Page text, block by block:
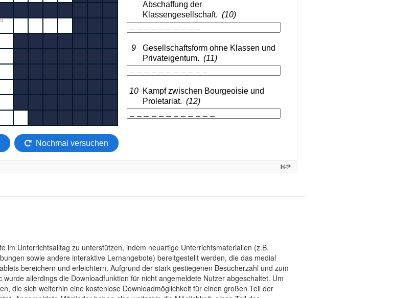
im Unterrichtsalltag zu unterstützen, indem neuartige Unterrichtsmaterialien (z.B.
sowie andere interaktive Lernangebote) bereitgestellt werden, die das medial
bereichern und erleichtern. Aufgrund der stark gestiegenen Besucherzahl und zum
allerdings die Downloadfunktion für nicht angemeldete Nutzer abgeschaltet. Um
die sich weiterhin eine kostenlose Downloadmöglichkeit für einen großen Teil der